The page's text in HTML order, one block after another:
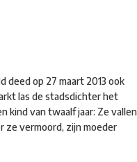
deed op 27 maart 2013 ook
las de stadsdichter het
kind van twaalf jaar: Ze vallen
ze vermoord, zijn moeder